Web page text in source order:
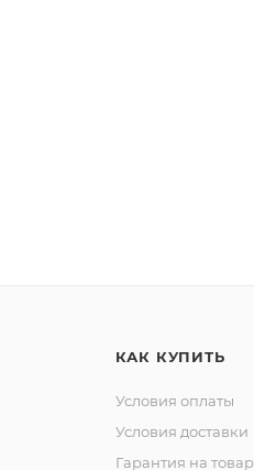
КАК КУПИТЬ
Условия оплаты
Условия доставки
Гарантия на товар